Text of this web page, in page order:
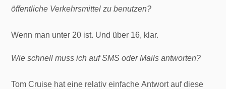
öffentliche Verkehrsmittel zu benutzen?
Wenn man unter 20 ist. Und über 16, klar.
Wie schnell muss ich auf SMS oder Mails antworten?
Tom Cruise hat eine relativ einfache Antwort auf diese